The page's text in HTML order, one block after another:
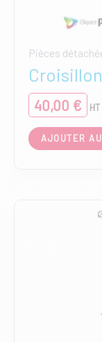
Pièces
40,00 € HT
AJOUTER